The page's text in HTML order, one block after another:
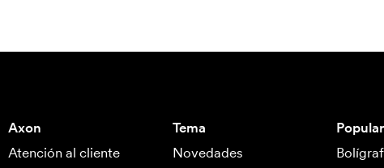
Axon
Atención al cliente
Tema
Novedades
Popular